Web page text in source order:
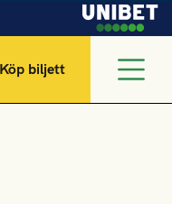
Köp biljett